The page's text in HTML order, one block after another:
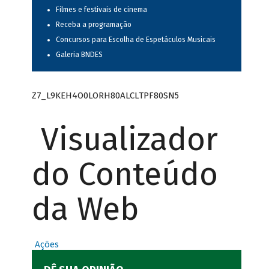
Filmes e festivais de cinema
Receba a programação
Concursos para Escolha de Espetáculos Musicais
Galeria BNDES
Z7_L9KEH4O0LORH80ALCLTPF80SN5
Visualizador
do Conteúdo
da Web
Ações